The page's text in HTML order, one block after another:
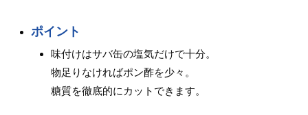
ポイント
味付けはサバ缶の塩気だけで十分。
物足りなければポン酢を少々。
糖質を徹底的にカットできます。